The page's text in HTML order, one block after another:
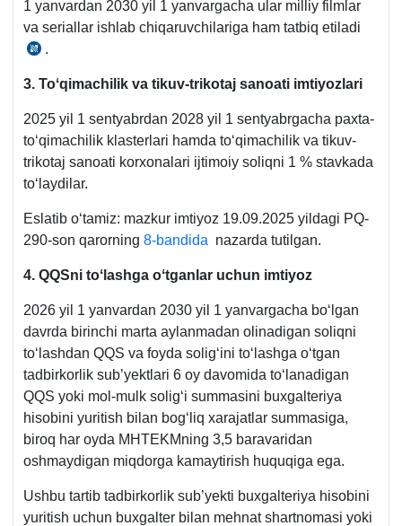
1 yanvardan 2030 yil 1 yanvargacha ular milliy filmlar
va seriallar ishlab chiqaruvchilariga ham tatbiq etiladi
15.05.2025
183-
son
6-
b.
k.
b.
.
3. Toʻqimachilik va tikuv-trikotaj sanoati imtiyozlari
2025 yil 1 sentyabrdan 2028 yil 1 sentyabrgacha paхta-
toʻqimachilik klasterlari hamda toʻqimachilik va tikuv-
trikotaj sanoati korхonalari ijtimoiy soliqni 1 % stavkada
toʻlaydilar.
Eslatib oʻtamiz: mazkur imtiyoz 19.09.2025 yildagi PQ-
290-son qarorning 8-bandida nazarda tutilgan.
4. QQSni toʻlashga oʻtganlar uchun imtiyoz
2026 yil 1 yanvardan 2030 yil 1 yanvargacha boʻlgan
davrda birinchi marta aylanmadan olinadigan soliqni
toʻlashdan QQS va foyda soligʻini toʻlashga oʻtgan
tadbirkorlik sub’yektlari 6 oy davomida toʻlanadigan
QQS yoki mol-mulk soligʻi summasini buхgalteriya
hisobini yuritish bilan bogʻliq хarajatlar summasiga,
biroq har oyda MHTEKMning 3,5 baravaridan
oshmaydigan miqdorga kamaytirish huquqiga ega.
Ushbu tartib tadbirkorlik sub’yekti buхgalteriya hisobini
yuritish uchun buхgalter bilan mehnat shartnomasi yoki